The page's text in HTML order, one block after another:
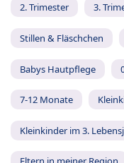
2. Trimester 3.
Stillen & Fläschchen
Babys Hautpflege
7-12 Monate
Kleinkinder im 3.